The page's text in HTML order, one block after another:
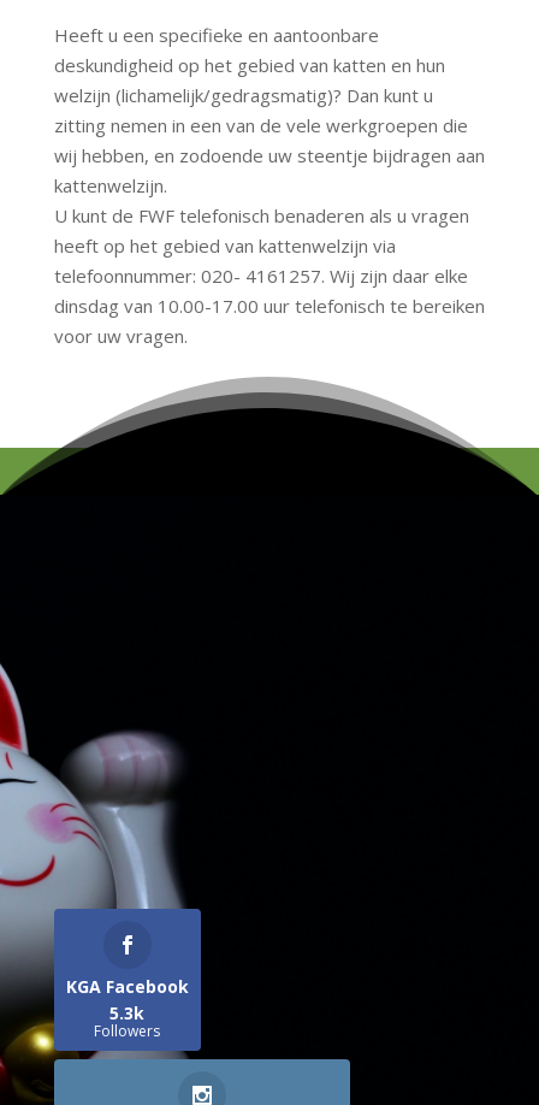
Heeft u een specifieke en aantoonbare
deskundigheid op het gebied van katten en hun
welzijn (lichamelijk/gedragsmatig)? Dan kunt u
zitting nemen in een van de vele werkgroepen die
wij hebben, en zodoende uw steentje bijdragen aan
kattenwelzijn.
U kunt de FWF telefonisch benaderen als u vragen
heeft op het gebied van kattenwelzijn via
telefoonnummer: 020- 4161257. Wij zijn daar elke
dinsdag van 10.00-17.00 uur telefonisch te bereiken
voor uw vragen.
KGA Facebook
5.3k
Followers